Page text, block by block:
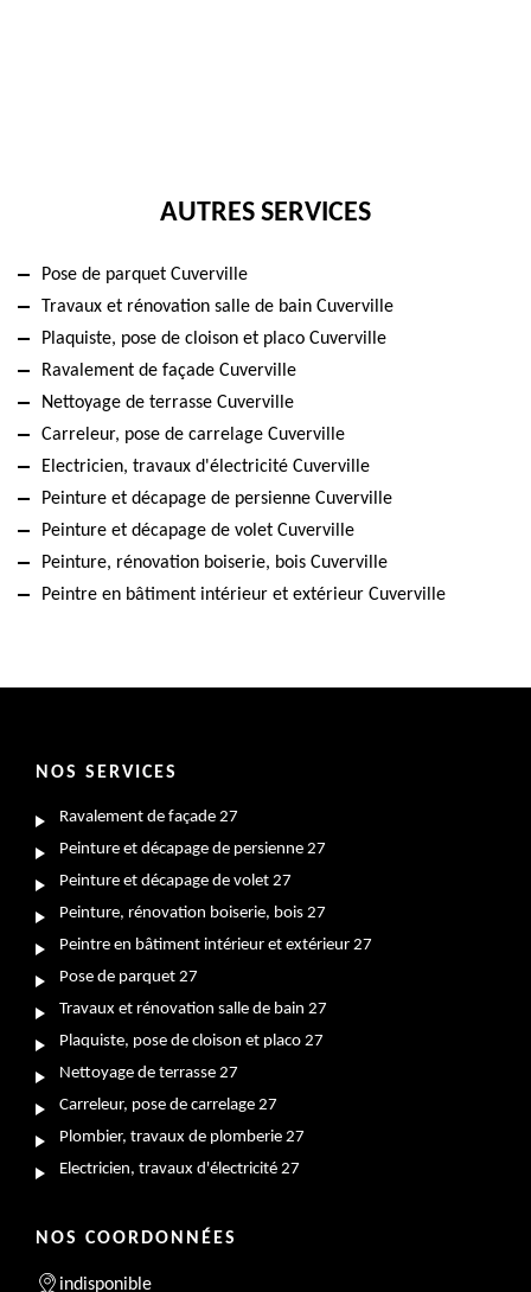
AUTRES SERVICES
Pose de parquet Cuverville
Travaux et rénovation salle de bain Cuverville
Plaquiste, pose de cloison et placo Cuverville
Ravalement de façade Cuverville
Nettoyage de terrasse Cuverville
Carreleur, pose de carrelage Cuverville
Electricien, travaux d'électricité Cuverville
Peinture et décapage de persienne Cuverville
Peinture et décapage de volet Cuverville
Peinture, rénovation boiserie, bois Cuverville
Peintre en bâtiment intérieur et extérieur Cuverville
NOS SERVICES
Ravalement de façade 27
Peinture et décapage de persienne 27
Peinture et décapage de volet 27
Peinture, rénovation boiserie, bois 27
Peintre en bâtiment intérieur et extérieur 27
Pose de parquet 27
Travaux et rénovation salle de bain 27
Plaquiste, pose de cloison et placo 27
Nettoyage de terrasse 27
Carreleur, pose de carrelage 27
Plombier, travaux de plomberie 27
Electricien, travaux d'électricité 27
NOS COORDONNÉES
indisponible